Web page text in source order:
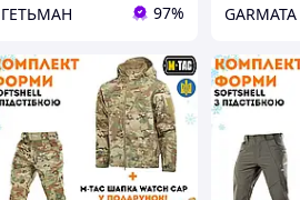
ГЕТЬМАН 97% GARMATA